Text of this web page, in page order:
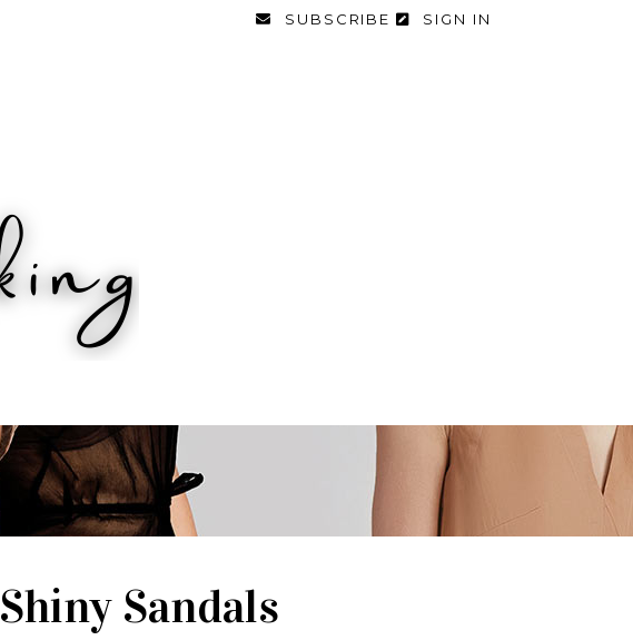
SUBSCRIBE SIGN IN
Shiny Sandals